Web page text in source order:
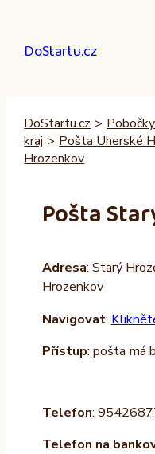
obsah
DoStartu.cz
DoStartu.cz >
kraj > Pošta Uherské
Hrozenkov
Pošta
Adresa: Starý
Hrozenkov
Navigovat:
Přístup: pošta má
Telefon:
Telefon na